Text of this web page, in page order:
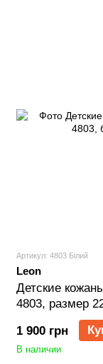
Артикул: 4803 Білий
Leon
Детские
4803, размер
1 900 грн
В наличии